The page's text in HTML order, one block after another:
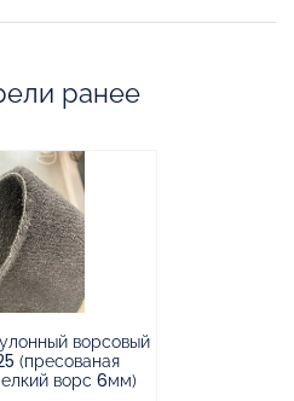
ранее
ворсовый
(пресованая
ворс 6мм)